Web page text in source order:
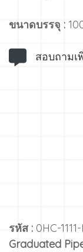
ขนาดบรรจุ :
สอบถามเ
รหัส : 0HC-
Graduated